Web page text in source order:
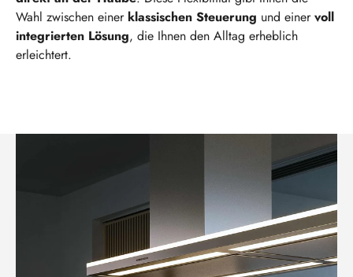
Wahl zwischen einer klassischen Steuerung und einervoll
integrierten Lösung, die Ihnen den Alltag erheblich
erleichtert.